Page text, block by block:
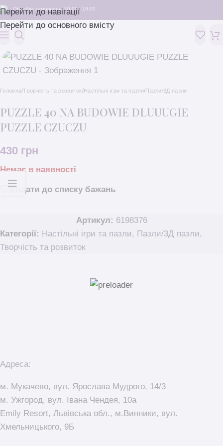
Перейти до навігації
Перейти до основного вмісту
Обробка замовлень: 10:00 - 19:00
Головна/Творчість та розвиток/Настільні ігри та пазли/Пазли/3Д пазли
PUZZLE 40 NA BUDOWIE DLUUUGIE
PUZZLE CZUCZU
430 грн
Немає в наявності
Додати до списку бажань
Артикул: 6198376
Категорії: Настільні ігри та пазли, Пазли/3Д пазли,
Творчість та розвиток
Адреса:
м. Мукачево, вул. Ярослава Мудрого, 14/3
м. Ужгород, вул. Івана Чендея, 10а
Emily Resort, Львівська обл., м.Винники, вул.
Хмельницького, 9Б